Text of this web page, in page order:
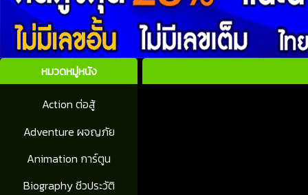
หมวดหมู่หนัง
Action ต่อสู้
Adventure ผจญภัย
Animation การ์ตูน
Biography ชีวประวัติ